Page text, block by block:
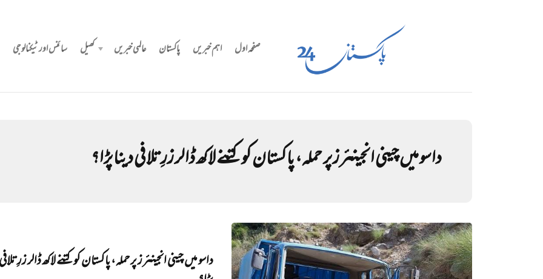
صفحہ اول اہم خبریں پاکستان عالمی خبریں کھیل سائنس اور ٹیکنالوجی
داسو میں چینی انجینئرز پر حملہ، پاکستان کو کتنے لاکھ ڈالر زرِتلافی دینا پڑا؟
داسو میں چینی انجینئرز پر حملہ، پاکستان کو کتنے لاکھ ڈالر